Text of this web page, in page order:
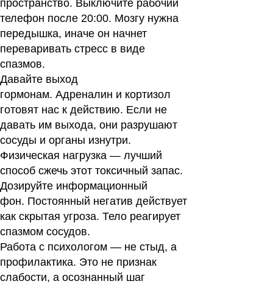
пространство. Выключите рабочий
телефон после 20:00. Мозгу нужна
передышка, иначе он начнет
переваривать стресс в виде
спазмов.
Давайте выход
гормонам. Адреналин и кортизол
готовят нас к действию. Если не
давать им выхода, они разрушают
сосуды и органы изнутри.
Физическая нагрузка — лучший
способ сжечь этот токсичный запас.
Дозируйте информационный
фон. Постоянный негатив действует
как скрытая угроза. Тело реагирует
спазмом сосудов.
Работа с психологом — не стыд, а
профилактика. Это не признак
слабости, а осознанный шаг